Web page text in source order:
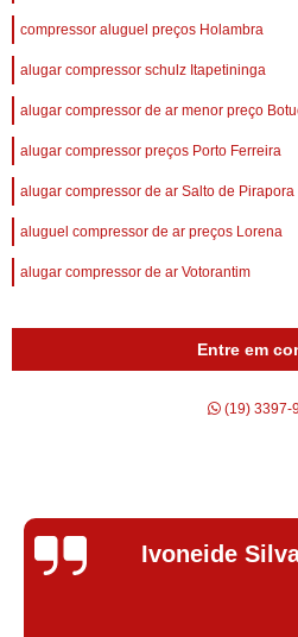
compressor aluguel preços Holambra
alugar compressor schulz Itapetininga
alugar compressor de ar menor preço
alugar compressor preços Porto Ferreira
alugar compressor de ar Salto de Pirapora
aluguel compressor de ar preços Lorena
alugar compressor de ar Votorantim
Entre em
(19) 3397-
Silvana Alves